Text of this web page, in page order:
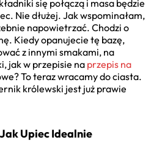
się połączą i masa będzie
Nie dłużej. Jak wspominałam,
napowietrzać. Chodzi o
Kiedy opanujecie tę bazę,
z innymi smakami, na
jak w przepisie na przepis na
To teraz wracamy do ciasta.
królewski jest już prawie
Upiec Idealnie